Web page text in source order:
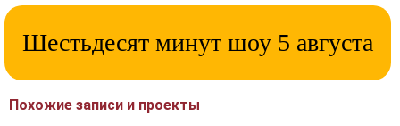
Шестьдесят минут шоу 5 августа
Похожие записи и проекты